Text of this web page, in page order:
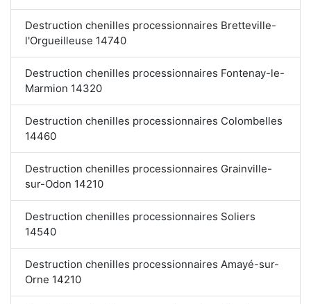
Destruction chenilles processionnaires Bretteville-
l'Orgueilleuse 14740
Destruction chenilles processionnaires Fontenay-le-
Marmion 14320
Destruction chenilles processionnaires Colombelles
14460
Destruction chenilles processionnaires Grainville-
sur-Odon 14210
Destruction chenilles processionnaires Soliers
14540
Destruction chenilles processionnaires Amayé-sur-
Orne 14210